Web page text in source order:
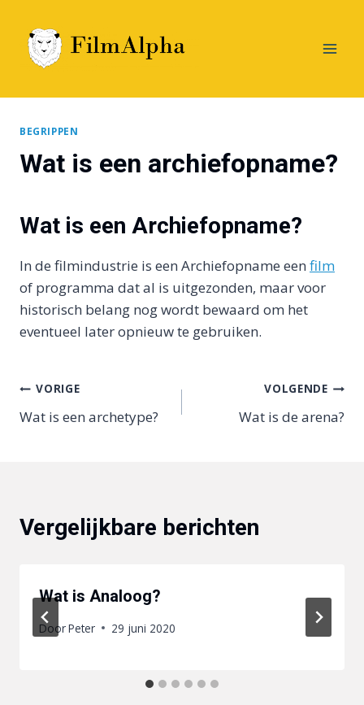
inhoud
BEGRIPPEN
Wat is een archiefopname?
Wat is een Archiefopname?
In de filmindustrie is een Archiefopname een film
of programma dat al is uitgezonden, maar voor
historisch belang nog wordt bewaard om het
eventueel later opnieuw te gebruiken.
Bericht
navigatie
VORIGE
Wat is een archetype?
VOLGENDE
Wat is de arena?
Vergelijkbare berichten
Wat is Analoog?
DoorPeter 29 juni 2020